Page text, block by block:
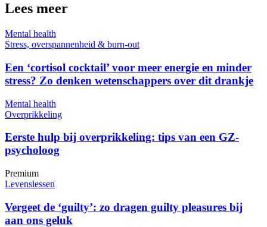
Lees meer
Mental health
Stress, overspannenheid & burn-out
Een ‘cortisol cocktail’ voor meer energie en minder
stress? Zo denken wetenschappers over dit drankje
Mental health
Overprikkeling
Eerste hulp bij overprikkeling: tips van een GZ-
psycholoog
Premium
Levenslessen
Vergeet de ‘guilty’: zo dragen guilty pleasures bij
aan ons geluk